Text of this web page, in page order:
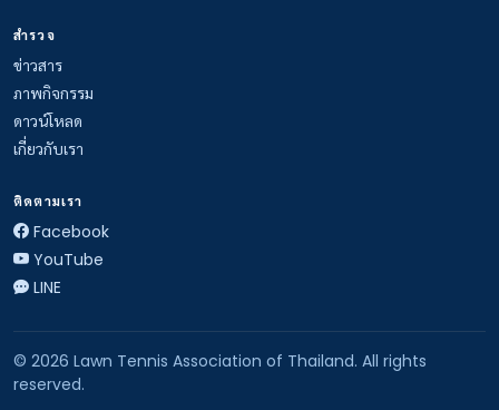
สำรวจ
ข่าวสาร
ภาพกิจกรรม
ดาวน์โหลด
เกี่ยวกับเรา
ติดตามเรา
Facebook
YouTube
LINE
© 2026 Lawn Tennis Association of Thailand. All rights
reserved.